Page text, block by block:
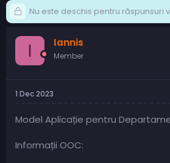
Nu este deschis pentru răspunsuri
I Iannis
Member
1 Dec 2023
Model Aplicație pentru
Informații OOC: